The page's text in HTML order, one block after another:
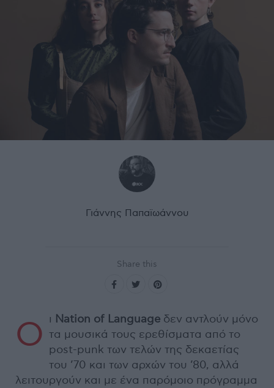
Γιάννης Παπαϊωάννου
Share this
Ο ι Nation of Language δεν αντλούν μόνο
τα μουσικά τους ερεθίσματα από το
post-punk των τελών της δεκαετίας
του ’70 και των αρχών του ’80, αλλά
λειτουργούν και με ένα παρόμοιο πρόγραμμα